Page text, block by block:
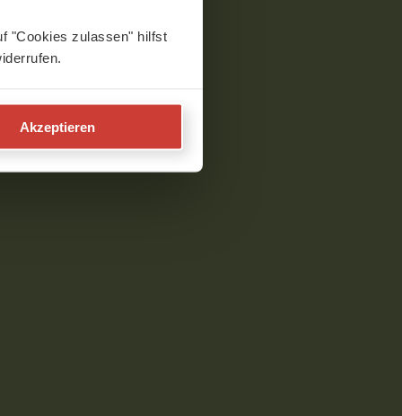
"Cookies zulassen" hilfst
Akzeptieren